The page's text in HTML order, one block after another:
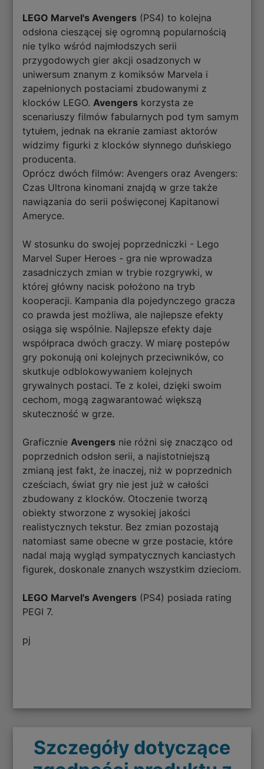
LEGO Marvel's Avengers (PS4) to kolejna
odsłona cieszącej się ogromną popularnością
nie tylko wśród najmłodszych serii
przygodowych gier akcji osadzonych w
uniwersum znanym z komiksów Marvela i
zapełnionych postaciami zbudowanymi z
klocków LEGO.Avengers korzysta ze
scenariuszy filmów fabularnych pod tym samym
tytułem, jednak na ekranie zamiast aktorów
widzimy figurki z klocków słynnego duńskiego
producenta.
Oprócz dwóch filmów: Avengers oraz Avengers:
Czas Ultrona kinomani znajdą w grze także
nawiązania do serii poświęconej Kapitanowi
Ameryce.
W stosunku do swojej poprzedniczki - Lego
Marvel Super Heroes - gra nie wprowadza
zasadniczych zmian w trybie rozgrywki, w
której główny nacisk położono na tryb
kooperacji. Kampania dla pojedynczego gracza
co prawda jest możliwa, ale najlepsze efekty
osiąga się wspólnie. Najlepsze efekty daje
współpraca dwóch graczy. W miarę postepów
gry pokonują oni kolejnych przeciwników, co
skutkuje odblokowywaniem kolejnych
grywalnych postaci. Te z kolei, dzięki swoim
cechom, mogą zagwarantować większą
skuteczność w grze.
GraficznieAvengers nie różni się znacząco od
poprzednich odsłon serii, a najistotniejszą
zmianą jest fakt, że inaczej, niż w poprzednich
cześciach, świat gry nie jest już w całości
zbudowany z klocków. Otoczenie tworzą
obiekty stworzone z wysokiej jakości
realistycznych tekstur. Bez zmian pozostają
natomiast same obecne w grze postacie, które
nadal mają wygląd sympatycznych kanciastych
figurek, doskonale znanych wszystkim dzieciom.
LEGO Marvel's Avengers (PS4) posiada rating
PEGI 7.
pj
Szczegóły dotyczące